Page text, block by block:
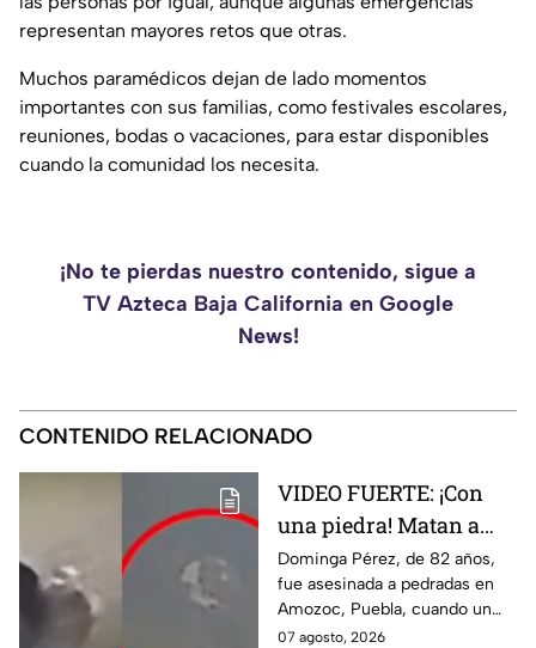
representan mayores retos que otras.
Muchos paramédicos dejan de lado momentos
importantes con sus familias, como festivales escolares,
reuniones, bodas o vacaciones, para estar disponibles
cuando la comunidad los necesita.
¡No te pierdas nuestro contenido, sigue a
TV Azteca Baja California en Google
News!
CONTENIDO RELACIONADO
VIDEO FUERTE: ¡Con
una piedra! Matan a
vendedora de cemitas
de 82 años mientras iba
a su casa
Dominga Pérez, de 82 años,
fue asesinada a pedradas en
Amozoc, Puebla, cuando un
sujeto le robó los 90 pesos
07 agosto, 2026